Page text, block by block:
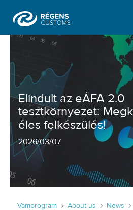
Elindult az eÁFA 2.0
Vámprogram About us News
Elindult az eÁFA 2.0
tesztkörnyezet:
éles felkészülés!
2026/03/07